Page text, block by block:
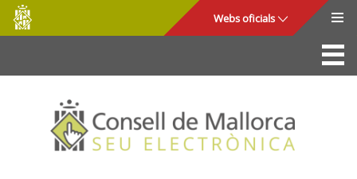
Salta al contingut principal
Consell
de
Mallorca
Webs oficials
La Seu
Consell de Mallorca
Accés i seguretat